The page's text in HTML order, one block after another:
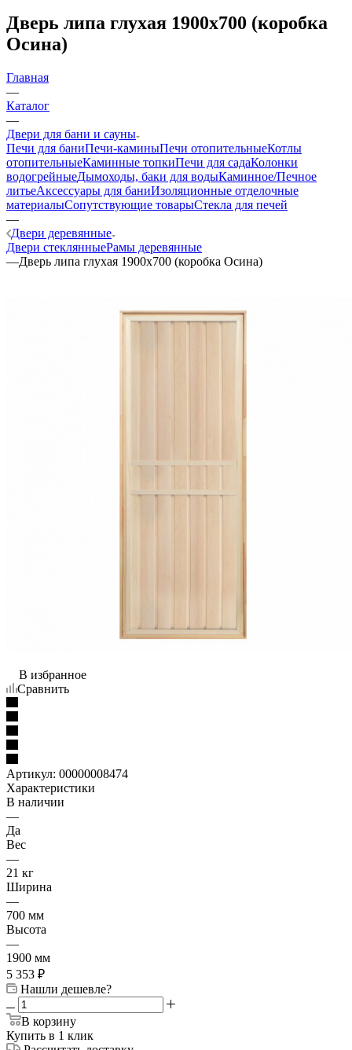
Дверь липа глухая 1900х700 (коробка
Осина)
Главная
—
Каталог
—
Двери для бани и сауны
Печи для баниПечи-каминыПечи отопительныеКотлы
отопительныеКаминные топкиПечи для садаКолонки
водогрейныеДымоходы, баки для водыКаминное/Печное
литьеАксессуары для баниИзоляционные отделочные
материалыСопутствующие товарыСтекла для печей
—
Двери деревянные
Двери стеклянныеРамы деревянные
—Дверь липа глухая 1900х700 (коробка Осина)
В избранное
Сравнить
Артикул: 00000008474
Характеристики
В наличии
—
Да
Вес
—
21 кг
Ширина
—
700 мм
Высота
—
1900 мм
5 353 ₽
Нашли дешевле?
В корзину
Купить в 1 клик